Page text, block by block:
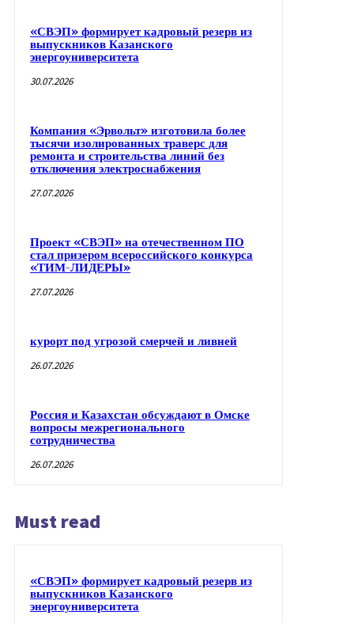
«СВЭП» формирует кадровый резерв из
выпускников Казанского
энергоуниверситета
30.07.2026
Компания «Эрвольт» изготовила более
тысячи изолированных траверс для
ремонта и строительства линий без
отключения электроснабжения
27.07.2026
Проект «СВЭП» на отечественном ПО
стал призером всероссийского конкурса
«ТИМ-ЛИДЕРЫ»
27.07.2026
курорт под угрозой смерчей и ливней
26.07.2026
Россия и Казахстан обсуждают в Омске
вопросы межрегионального
сотрудничества
26.07.2026
Must read
«СВЭП» формирует кадровый резерв из
выпускников Казанского
энергоуниверситета